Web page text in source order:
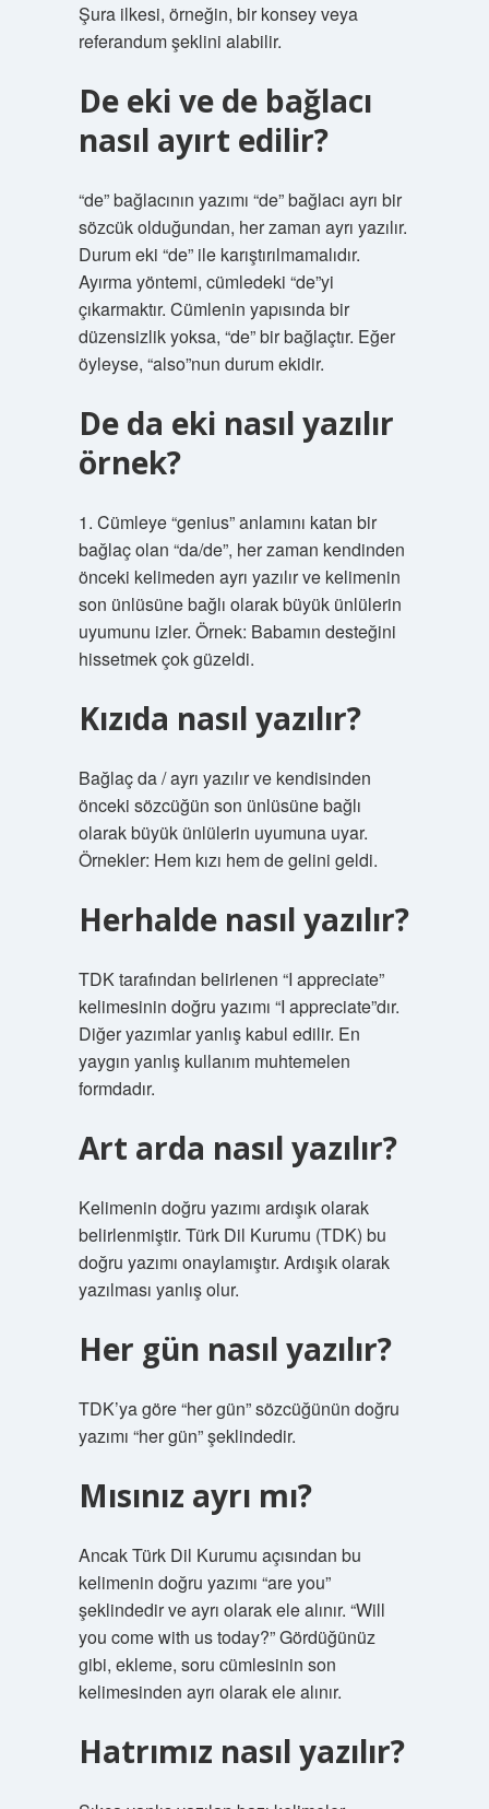
Şura ilkesi, örneğin, bir konsey veya
referandum şeklini alabilir.
De eki ve de bağlacı
nasıl ayırt edilir?
“de” bağlacının yazımı “de” bağlacı ayrı bir
sözcük olduğundan, her zaman ayrı yazılır.
Durum eki “de” ile karıştırılmamalıdır.
Ayırma yöntemi, cümledeki “de”yi
çıkarmaktır. Cümlenin yapısında bir
düzensizlik yoksa, “de” bir bağlaçtır. Eğer
öyleyse, “also”nun durum ekidir.
De da eki nasıl yazılır
örnek?
1. Cümleye “genius” anlamını katan bir
bağlaç olan “da/de”, her zaman kendinden
önceki kelimeden ayrı yazılır ve kelimenin
son ünlüsüne bağlı olarak büyük ünlülerin
uyumunu izler. Örnek: Babamın desteğini
hissetmek çok güzeldi.
Kızıda nasıl yazılır?
Bağlaç da / ayrı yazılır ve kendisinden
önceki sözcüğün son ünlüsüne bağlı
olarak büyük ünlülerin uyumuna uyar.
Örnekler: Hem kızı hem de gelini geldi.
Herhalde nasıl yazılır?
TDK tarafından belirlenen “I appreciate”
kelimesinin doğru yazımı “I appreciate”dır.
Diğer yazımlar yanlış kabul edilir. En
yaygın yanlış kullanım muhtemelen
formdadır.
Art arda nasıl yazılır?
Kelimenin doğru yazımı ardışık olarak
belirlenmiştir. Türk Dil Kurumu (TDK) bu
doğru yazımı onaylamıştır. Ardışık olarak
yazılması yanlış olur.
Her gün nasıl yazılır?
TDK’ya göre “her gün” sözcüğünün doğru
yazımı “her gün” şeklindedir.
Mısınız ayrı mı?
Ancak Türk Dil Kurumu açısından bu
kelimenin doğru yazımı “are you”
şeklindedir ve ayrı olarak ele alınır. “Will
you come with us today?” Gördüğünüz
gibi, ekleme, soru cümlesinin son
kelimesinden ayrı olarak ele alınır.
Hatrımız nasıl yazılır?